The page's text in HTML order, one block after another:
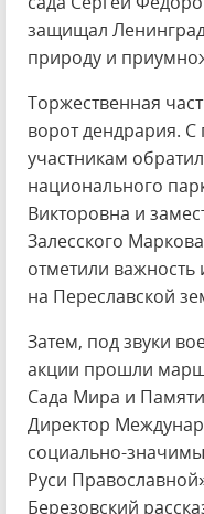
защищал
природу и
Торжественная
ворот дендрария.
участникам
национального
Викторовна и
Залесского
отметили
на Переславской
Затем, под звуки
акции прошли
Сада Мира и
Директор
социально-
Руси
Березовский